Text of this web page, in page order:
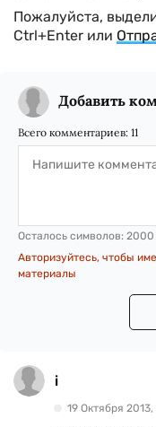
Пожалуйста,
Ctrl+Enter или
Добавить
Всего комментариев: 11
Осталось символов: 2000
Авторизуйтесь, чтобы
материалы
i
19 Октября 2013,